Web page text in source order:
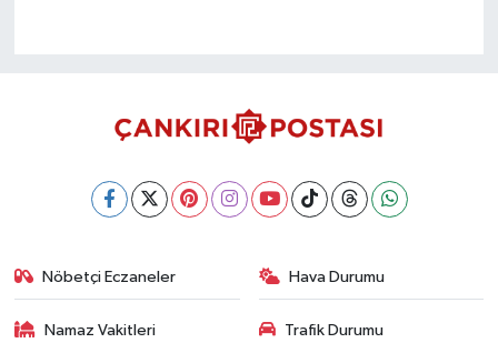
Nöbetçi Eczaneler Hava Durumu
Namaz Vakitleri Trafik Durumu